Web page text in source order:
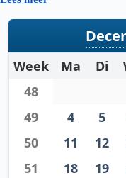
weten wanneer de
De gegevens worden
gebaseerd op betrouwbare
maand.
Week Ma Di
48
49
4 5
50
11 12
51
18 19